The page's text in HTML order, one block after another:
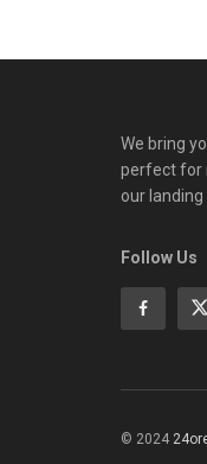
We bring
perfect for
our
Follow Us
© 2024